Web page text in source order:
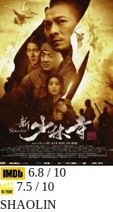
6.8 / 10
7.5 / 10
SHAOLIN